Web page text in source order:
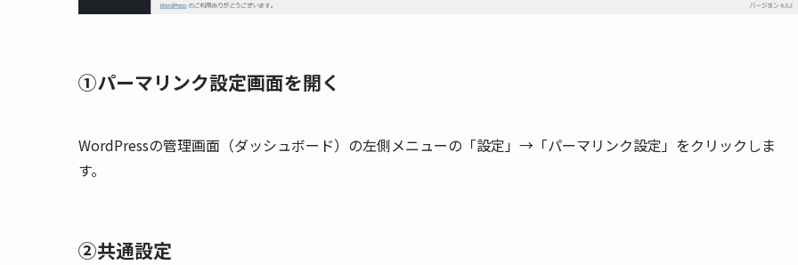
①パーマリンク設定画面を開く
WordPressの管理画面（ダッシュボード）の左側メニューの「設定」→「パーマリンク設定」をクリックしま
す。
②共通設定